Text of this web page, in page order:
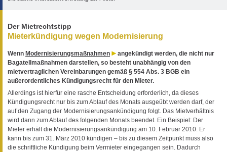
Der Mietrechtstipp
Mieterkündigung wegen Modernisierung
Wenn Modernisierungsmaßnahmen
angekündigt werden, die nicht nur
Bagatellmaßnahmen darstellen, so besteht unabhängig von den
mietvertraglichen Vereinbarungen gemäß § 554 Abs. 3 BGB ein
außerordentliches Kündigungsrecht für den Mieter.
Allerdings ist hierfür eine rasche Entscheidung erforderlich, da dieses
Kündigungsrecht nur bis zum Ablauf des Monats ausgeübt werden darf, der
auf den Zugang der Modernisierungsankündigung folgt. Das Mietverhältnis
wird dann zum Ablauf des folgenden Monats beendet. Ein Beispiel: Der
Mieter erhält die Modernisierungsankündigung am 10. Februar 2010. Er
kann bis zum 31. März 2010 kündigen – bis zu diesem Zeitpunkt muss also
die schriftliche Kündigung beim Vermieter eingegangen sein. Dadurch